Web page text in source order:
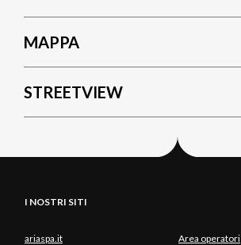
MAPPA
STREETVIEW
I NOSTRI SITI
ariaspa.it Area operatori